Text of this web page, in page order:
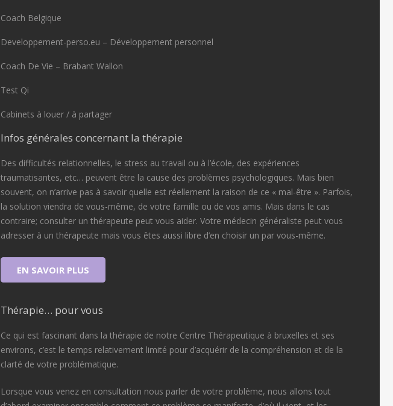
Coach Belgique
Developpement-perso.eu – Développement personnel
Coach De Vie – Brabant Wallon
Test Qi
Cabinets à louer / à partager
Infos générales concernant la thérapie
Des difficultés relationnelles, le stress au travail ou à l’école, des expériences
traumatisantes, etc… peuvent être la cause des problèmes psychologiques. Mais bien
souvent, on n’arrive pas à savoir quelle est réellement la raison de ce « mal-être ». Parfois,
la solution viendra de vous-même, de votre famille ou de vos amis. Mais dans le cas
contraire; consulter un thérapeute peut vous aider. Votre médecin généraliste peut vous
adresser à un thérapeute mais vous êtes aussi libre d’en choisir un par vous-même.
EN SAVOIR PLUS
Thérapie… pour vous
Ce qui est fascinant dans la thérapie de notre Centre Thérapeutique à bruxelles et ses
environs, c’est le temps relativement limité pour d’acquérir de la compréhension et de la
clarté de votre problématique.
Lorsque vous venez en consultation nous parler de votre problème, nous allons tout